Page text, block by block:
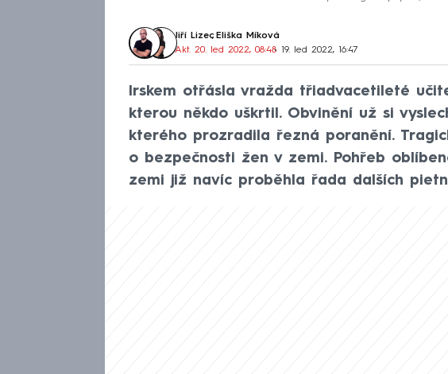
Jiří Lizec, Eliška Míková
Akt. 20. led 2022, 08:48• 19. led 2022, 16:47
Irskem otřásla vražda třiadvacetileté
kterou někdo uškrtil. Obvinění už si
kterého prozradila řezná poranění.
o bezpečnosti žen v zemi. Pohřeb
zemi již navíc proběhla řada dalších